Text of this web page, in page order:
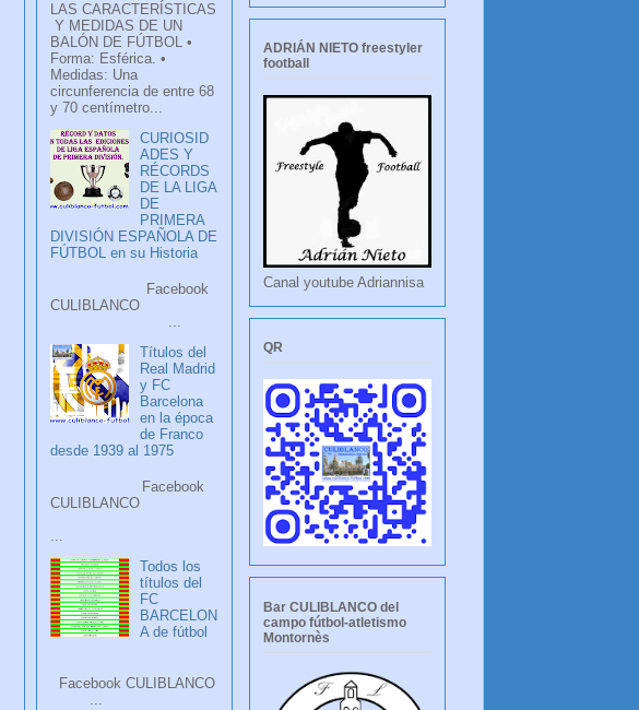
LAS CARACTERÍSTICAS
Y MEDIDAS DE UN
BALÓN DE FÚTBOL •
Forma: Esférica. •
Medidas: Una
circunferencia de entre 68
y 70 centímetro...
CURIOSID
ADES Y
RÉCORDS
DE LA LIGA
DE
PRIMERA
DIVISIÓN ESPAÑOLA DE
FÚTBOL en su Historia
Facebook
CULIBLANCO
...
Títulos del
Real Madrid
y FC
Barcelona
en la época
de Franco
desde 1939 al 1975
Facebook
CULIBLANCO
Todos los
títulos del
FC
BARCELON
A de fútbol
Facebook CULIBLANCO
...
ADRIÁN NIETO freestyler
football
Canal youtube Adriannisa
QR
Bar CULIBLANCO del
campo fútbol-atletismo
Montornès